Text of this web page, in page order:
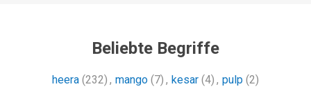
Beliebte Begriffe
heera (232) , mango (7) , kesar (4) , pulp (2)